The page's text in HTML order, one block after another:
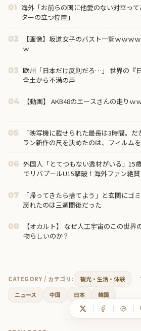
01 海外「お前らの国に他愛のない対立っ
ターの立つ位置」
02
【画像】坂道女子のバスト一覧ｗｗｗ
ｗ
03 欧州「日本だけ反則だろ…」 世界の『
全土から不満の声
04 【動画】 AKB48のエースさんの走りｗ
05
「映写機に載せられた最長は3時間。
ラン新作の尺を決めたのは、フィルム
06 外国人「とてつもない逸材がいる」15
でリバプールU15撃破！海外ファン絶賛
07
「帰ってきたら捨てよう」と玄関にゴ
戻れたのは三週間後だった
08
【オカルト】 なぜ人工宇宙のこの世
物らしいのか？
CATEGORY / カテゴリ: 観光・生活・体験
ニュース
中国 日本 韓国